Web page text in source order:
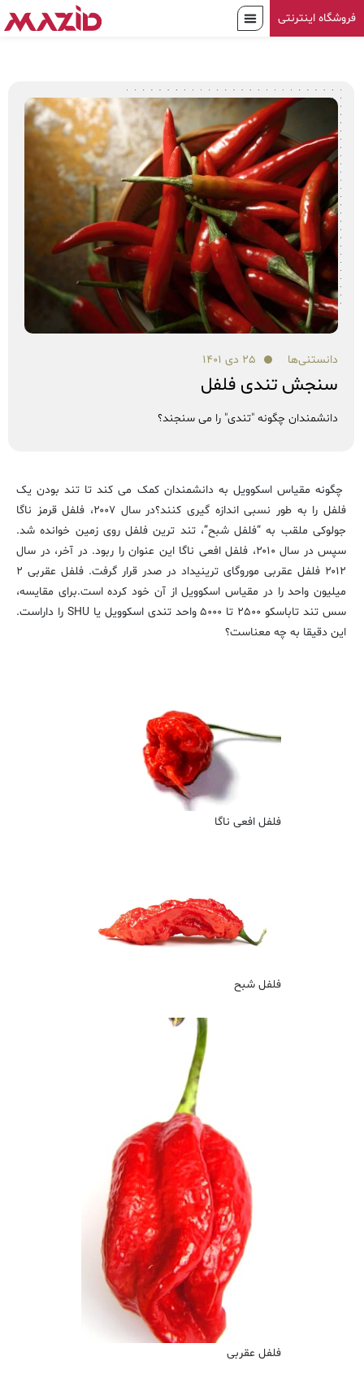
فروشگاه اینترنتی
دانستنی‌ها ۲۵ دی ۱۴۰۱
سنجش تندی فلفل
دانشمندان چگونه "تندی" را می سنجند؟
چگونه مقیاس اسکوویل به دانشمندان کمک می کند تا تند بودن یک
فلفل را به طور نسبی اندازه گیری کنند؟
در سال ۲۰۰۷، فلفل قرمز ناگا
جولوکی ملقب به “فلفل شبح”، تند ترین فلفل روی زمین خوانده شد.
سپس در سال ۲۰۱۰، فلفل افعی ناگا این عنوان را ربود. در آخر، در سال
۲۰۱۲ فلفل عقربی موروگای ترینیداد در صدر قرار گرفت. فلفل عقربی ۲
میلیون واحد را در مقیاس اسکوویل از آن خود کرده است.برای مقایسه،
سس تند تاباسکو ۲۵۰۰ تا ۵۰۰۰ واحد تندی اسکوویل یا SHU را داراست.
این دقیقا به چه معناست؟
فلفل افعی ناگا
فلفل شبح
فلفل عقربی